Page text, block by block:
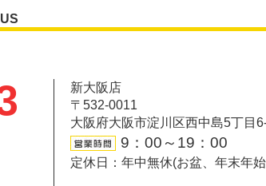
新大阪店
〒532-0011
大阪府大阪市淀川区西中島5丁目
9：00～19：00
定休日：年中無休(お盆、年末年始